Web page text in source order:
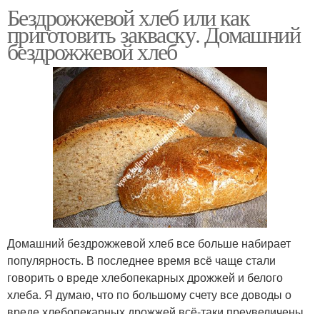
Бездрожжевой хлеб или как
приготовить закваску. Домашний
бездрожжевой хлеб
Домашний бездрожжевой хлеб все больше набирает
популярность. В последнее время всё чаще стали
говорить о вреде хлебопекарных дрожжей и белого
хлеба. Я думаю, что по большому счету все доводы о